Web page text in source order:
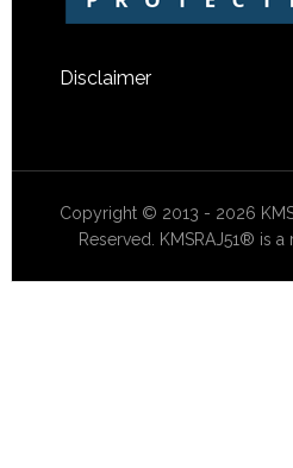
Disclaimer
Copyright © 2013 - 2026
Reserved. KMSRAJ51® is